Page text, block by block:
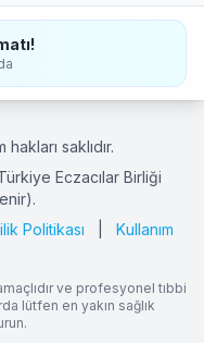
saklıdır.
Eczacılar Birliği
Politikası
Kullanım
ve profesyonel tıbbi
lütfen en yakın sağlık